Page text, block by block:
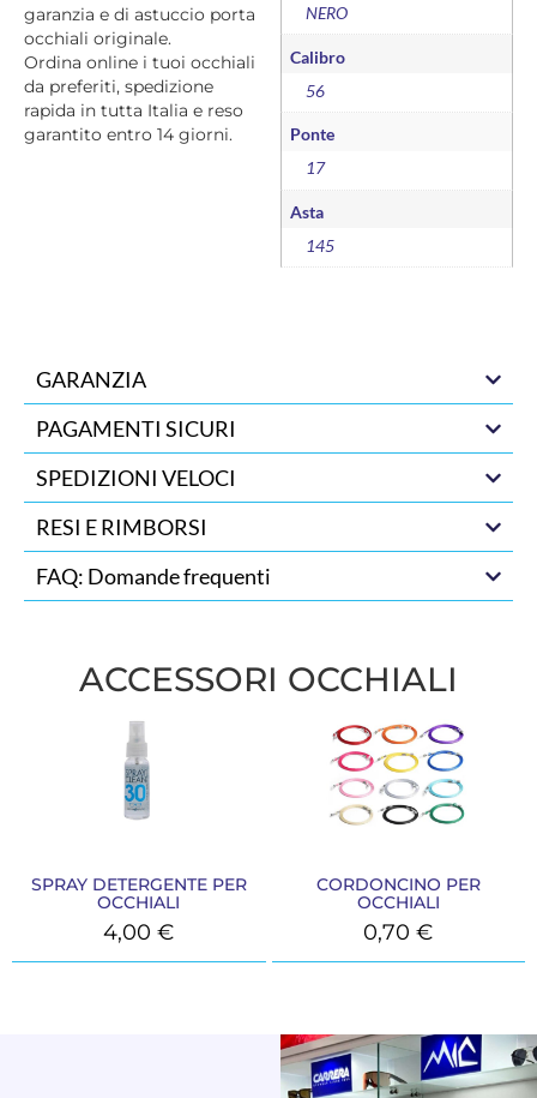
garanzia e di astuccio porta
occhiali originale.
Ordina online i tuoi occhiali
da preferiti, spedizione
rapida in tutta Italia e reso
garantito entro 14 giorni.
NERO
Calibro
56
Ponte
17
Asta
145
GARANZIA
PAGAMENTI SICURI
SPEDIZIONI VELOCI
RESI E RIMBORSI
FAQ: Domande frequenti
ACCESSORI OCCHIALI
SPRAY DETERGENTE PER
OCCHIALI
4,00€
CORDONCINO PER
OCCHIALI
0,70€